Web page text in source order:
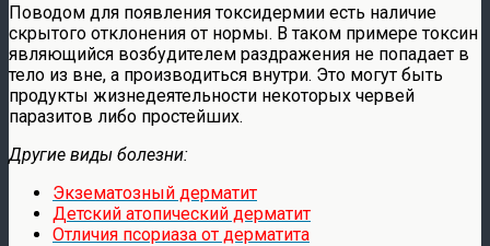
Поводом для появления токсидермии есть наличие
скрытого отклонения от нормы. В таком примере токсин
являющийся возбудителем раздражения не попадает в
тело из вне, а производиться внутри. Это могут быть
продукты жизнедеятельности некоторых червей
паразитов либо простейших.
Другие виды болезни:
Экзематозный дерматит
Детский атопический дерматит
Отличия псориаза от дерматита